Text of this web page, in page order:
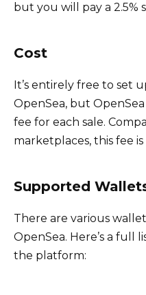
but you will pay a 2.5%
Cost
It’s entirely free to set
OpenSea, but
fee for each sale.
marketplaces, this fee
Supported
There are various
OpenSea. Here’s a full
the platform: